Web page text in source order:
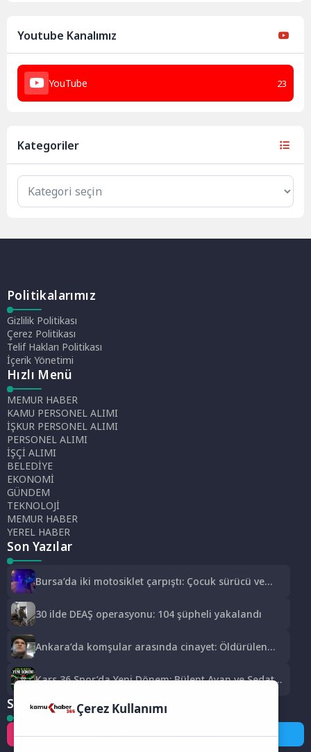
Youtube Kanalımız
YouTube 23
Kategoriler
Politikalarımız
Gizlilik Politikası
Çerez Politikası
Telif Hakları Politikası
İçerik Yönetimi
Hızlı Menü
MEMUR HABER
KAMU PERSONEL ALIMI
İŞKUR PERSONEL ALIMI
PERSONEL ALIMI
İŞÇİ ALIMI
BELEDİYE
EKONOMİ
GÜNDEM
TEKNOLOJİ
MEMUR HABER
YEREL HABER
Son Yazılar
Bursa’da iki motosiklet çarpıştı: Çocuk sürücü ve
30 ilde DEAŞ operasyonu: 104 şüpheli yakalandı
Ankara’da komşular arasında cinayet: Öldürülen
Kars 36 Spor’da Yeni Dönem: Bülent Ayan ve Sedat
Sosyal Medya
Instagram Facebook Twitter
Çerez Kullanımı